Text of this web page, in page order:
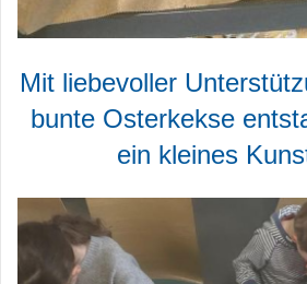
Mit liebevoller
bunte Osterkekse
ein kleines